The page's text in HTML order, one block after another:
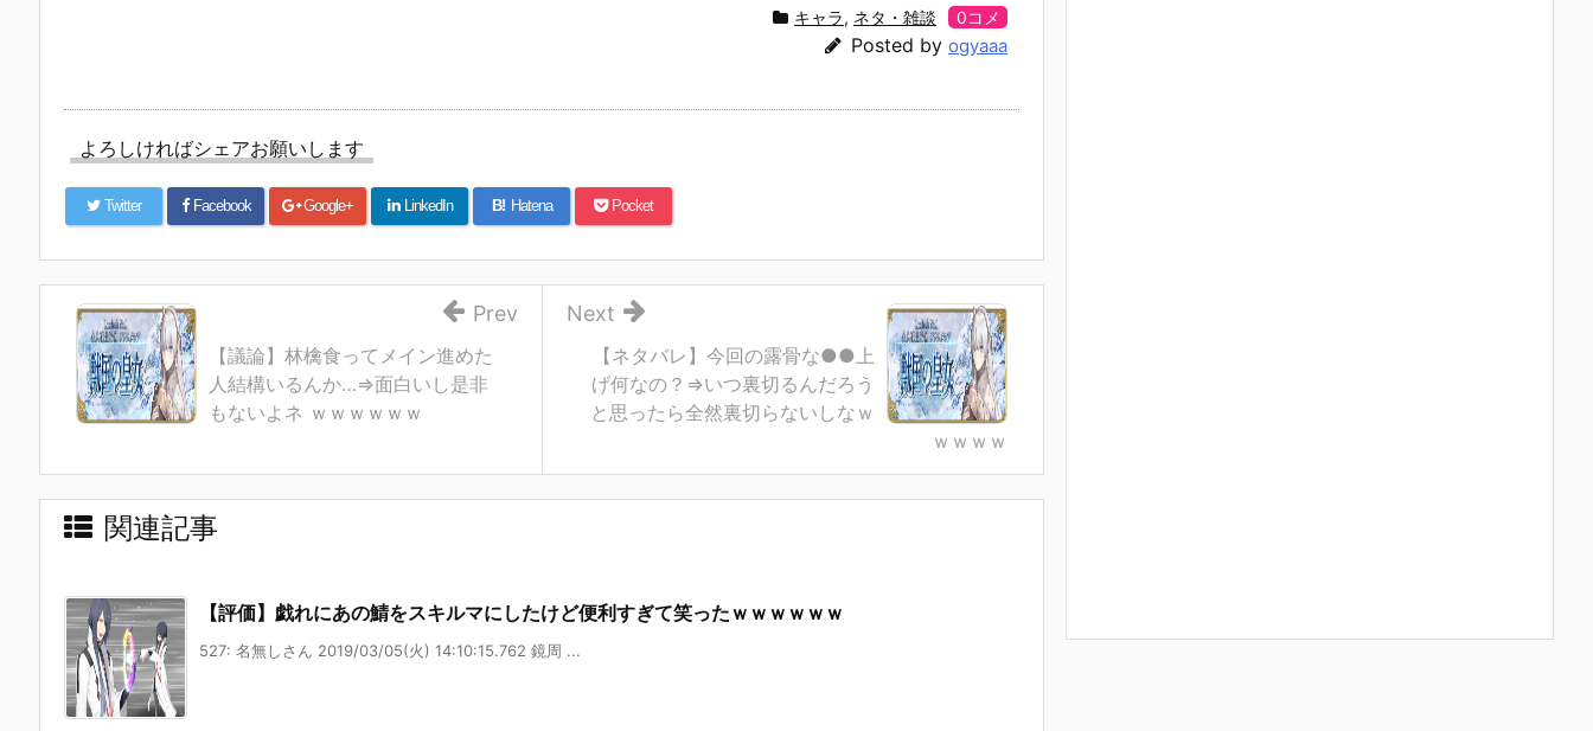
キャラ, ネタ・雑談 0コメ
Posted by ogyaaa
よろしければシェアお願いします
Twitter Facebook Google+ LinkedIn B! Hatena Pocket
【ネタバレ】今回の露骨な●●上
げ何なの？⇒いつ裏切るんだろう
と思ったら全然裏切らないしなｗ
ｗｗｗｗ
Next
【議論】林檎食ってメイン進めた
人結構いるんか…⇒面白いし是非
もないよネ ｗｗｗｗｗｗ
Prev
関連記事
【評価】戯れにあの鯖をスキルマにしたけど便利すぎて笑ったｗｗｗｗｗｗ
527: 名無しさん 2019/03/05(火) 14:10:15.762 鏡周 ...